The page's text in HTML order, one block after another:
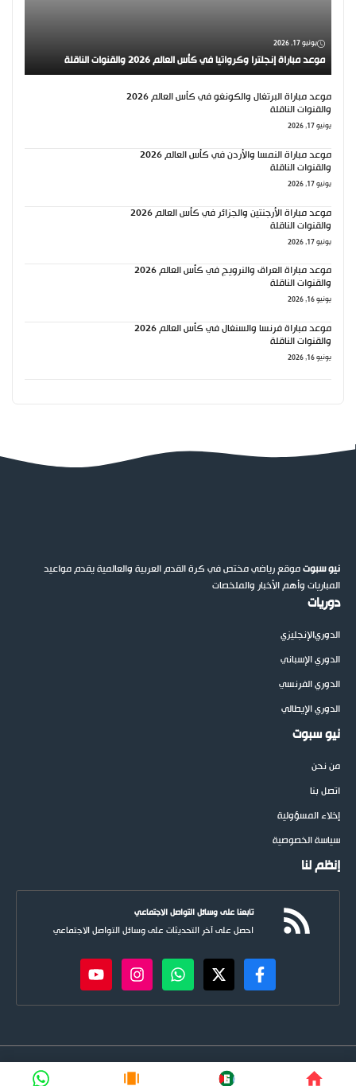
يونيو 17, 2026
موعد مباراة إنجلترا وكرواتيا في كأس العالم 2026 والقنوات الناقلة
موعد مباراة البرتغال والكونغو في كأس العالم 2026
والقنوات الناقلة
يونيو 17, 2026
موعد مباراة النمسا والأردن في كأس العالم 2026
والقنوات الناقلة
يونيو 17, 2026
موعد مباراة الأرجنتين والجزائر في كأس العالم 2026
والقنوات الناقلة
يونيو 17, 2026
موعد مباراة العراق والنرويج في كأس العالم 2026
والقنوات الناقلة
يونيو 16, 2026
موعد مباراة فرنسا والسنغال في كأس العالم 2026
والقنوات الناقلة
يونيو 16, 2026
نيو سبوتموقع رياضي مختص في كرة القدم العربية والعالمية يقدم مواعيد
المباريات وأهم الأخبار والملخصات
دوريات
الدوريالإنجليزي
الدوري الإسباني
الدوري الفرنسي
الدوري الإيطالي
نيو سبوت
من نحن
اتصل بنا
إخلاء المسؤولية
سياسة الخصوصية
إنظم لنا
تابعنا على وسائل التواصل الاجتماعي
احصل على آخر التحديثات على وسائل التواصل الاجتماعي
newspoots.com • جميع الحقوق © محفوظة لموقع